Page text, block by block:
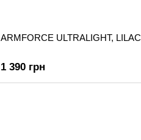
ARMFORCE ULTRALIGHT, LILAC
1 390 грн